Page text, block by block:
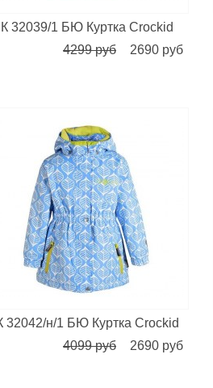
32039/1 БЮ Куртка Crockid
4299 руб
2690 руб
32042/н/1 БЮ Куртка Crockid
4099 руб
2690 руб